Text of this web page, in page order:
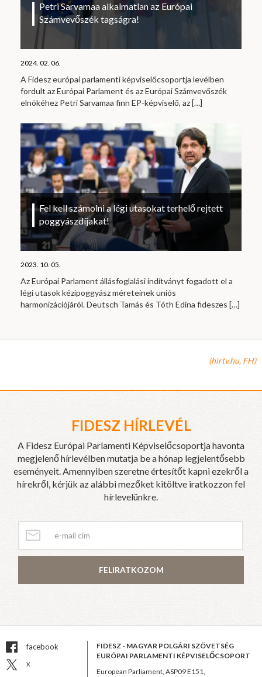
Petri Sarvamaa alkalmatlan az Európai
Számvevőszék tagságra!
2024. 02. 06.
A Fidesz európai parlamenti képviselőcsoportja levélben
fordult az Európai Parlament és az Európai Számvevőszék
elnökéhez Petri Sarvamaa finn EP-képviselő, az[…]
Fel kell számolni a légi utasokat terhelő rejtett
poggyászdíjakat!
2023. 10. 05.
Az Európai Parlament állásfoglalási indítványt fogadott el a
légi utasok kézipoggyász méreteinek uniós
harmonizációjáról. Deutsch Tamás és Tóth Edina fideszes […]
(hirtv.hu, FH)
FIDESZ HÍRLEVÉL
A Fidesz Európai Parlamenti Képviselőcsoportja havonta
megjelenő hírlevélben mutatja be a hónap legjelentősebb
eseményeit. Amennyiben szeretne értesítőt kapni ezekről a
hírekről, kérjük az alábbi mezőket kitöltve iratkozzon fel
hírlevelünkre.
FELIRATKOZOM
facebook
x
FIDESZ - MAGYAR POLGÁRI SZÖVETSÉG
EURÓPAI PARLAMENTI KÉPVISELŐCSOPORT
European Parliament, ASP09 E151,